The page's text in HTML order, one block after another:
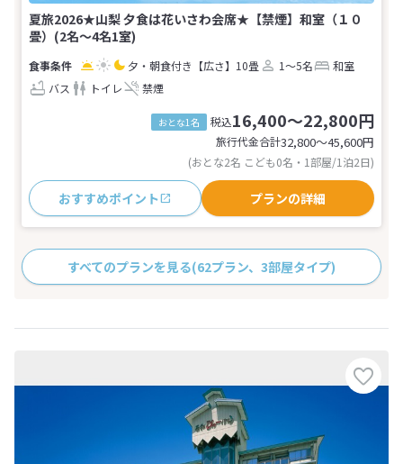
夏旅2026★山梨 夕食は花いさわ会席★【禁煙】和室（１０
畳）(2名～4名1室)
夕・朝食付き 【広さ】10畳 1～5名
和室
バス
トイレ 禁煙
おとな1名 税込16,400～22,800円
旅行代金合計32,800〜45,600円
(おとな2名 こども0名・1部屋/1泊2日)
おすすめポイント プランの詳細
すべてのプランを見る(62プラン、3部屋タイプ)